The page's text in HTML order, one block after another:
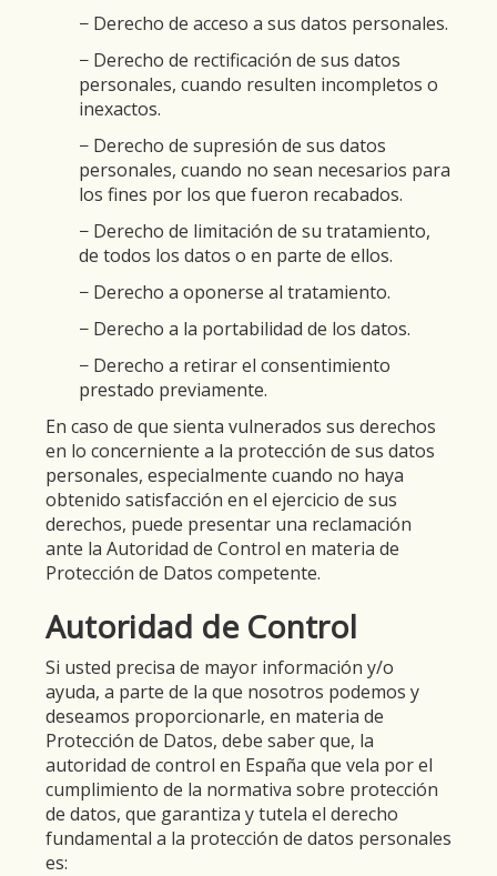
− Derecho de acceso a sus datos personales.
− Derecho de rectificación de sus datos
personales, cuando resulten incompletos o
inexactos.
− Derecho de supresión de sus datos
personales, cuando no sean necesarios para
los fines por los que fueron recabados.
− Derecho de limitación de su tratamiento,
de todos los datos o en parte de ellos.
− Derecho a oponerse al tratamiento.
− Derecho a la portabilidad de los datos.
− Derecho a retirar el consentimiento
prestado previamente.
En caso de que sienta vulnerados sus derechos
en lo concerniente a la protección de sus datos
personales, especialmente cuando no haya
obtenido satisfacción en el ejercicio de sus
derechos, puede presentar una reclamación
ante la Autoridad de Control en materia de
Protección de Datos competente.
Autoridad de Control
Si usted precisa de mayor información y/o
ayuda, a parte de la que nosotros podemos y
deseamos proporcionarle, en materia de
Protección de Datos, debe saber que, la
autoridad de control en España que vela por el
cumplimiento de la normativa sobre protección
de datos, que garantiza y tutela el derecho
fundamental a la protección de datos personales
es: